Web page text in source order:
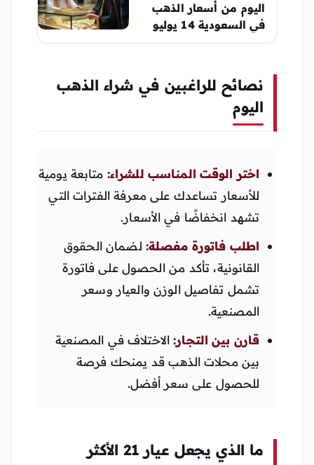
اليوم من أسعار الذهب
في السعودية 14 يوليو
2026
نصائح للراغبين في شراء الذهب
اليوم
اختر الوقت المناسب للشراء:متابعة يومية
للأسعار تساعدك على معرفة الفترات التي
تشهد انخفاضًا في الأسعار.
اطلب فاتورة مفصلة:لضمان الحقوق
القانونية، تأكد من الحصول على فاتورة
تشمل تفاصيل الوزن والعيار وسعر
المصنعية.
قارن بين التجار:الاختلاف في المصنعية
بين محلات الذهب قد يمنحك فرصة
للحصول على سعر أفضل.
ما الذي يجعل عيار 21 الأكثر